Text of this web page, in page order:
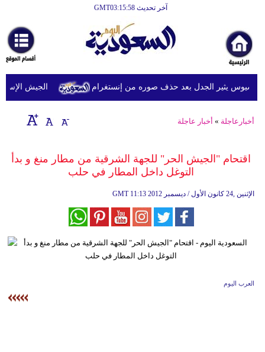
آخر تحديث GMT03:15:58
أخبارعاجلة
رياضة
ثقافة
إقتصاد
وموسيقى
ديكور
الجيش يثير الجدل بعد حذف صوره من إنستغرام
أخبارعاجلة » أخبار عاجلة
اقتحام "الجيش الحر" للجهة الشرقية من مطار منغ و بدأ
التوغل داخل المطار في حلب
GMT 11:13 2012 الإثنين ,24 كانون الأول / ديسمبر
العرب اليوم